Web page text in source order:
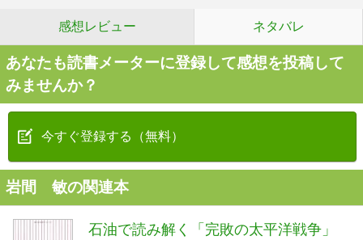
感想レビュー ネタバレ
あなたも読書メーターに登録して感想を投稿して
みませんか？
今すぐ登録する（無料）
岩間 敏の関連本
石油で読み解く「完敗の太平洋戦争」